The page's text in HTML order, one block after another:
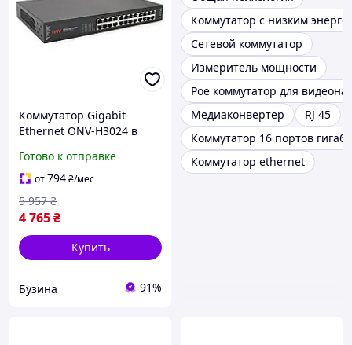
Коммутатор Gigabit
Ethernet ONV-H3024 в
24x1000Мб портов
330х204х44ммEthernet
Switch buzyna
Готово к отправке
от794₴/мес
4 765₴
5 957 ₴
Купить
Бузина 91%
Коммутатор с низким
Сетевой коммутатор
Измеритель мощности
Poe коммутатор для
Медиаконвертер
RJ 45
Коммутатор 16 портов
Коммутатор ethernet